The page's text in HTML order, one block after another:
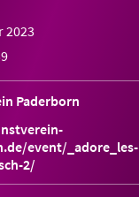
2023
Paderborn
event/_adore_les-
2/